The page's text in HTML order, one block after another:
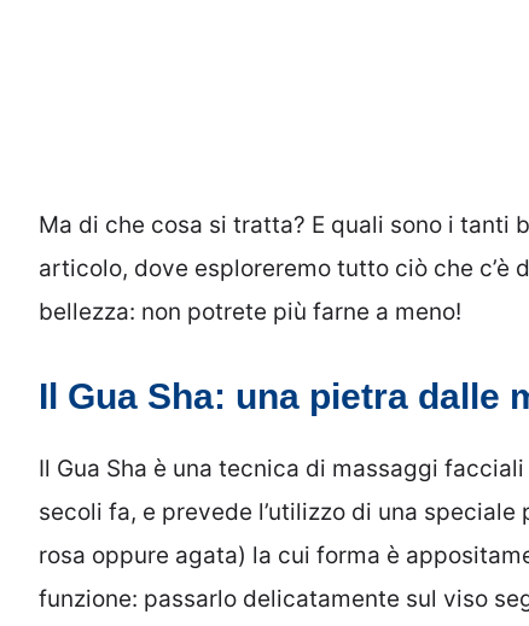
Ma di che cosa si tratta? E quali sono i tanti
articolo, dove esploreremo tutto ciò che c’è
bellezza: non potrete più farne a meno!
Il Gua Sha: una pietra dalle
Il Gua Sha è una tecnica di massaggi
secoli fa, e prevede l’utilizzo di una
rosa oppure agata) la cui forma è
funzione: passarlo delicatamente sul viso